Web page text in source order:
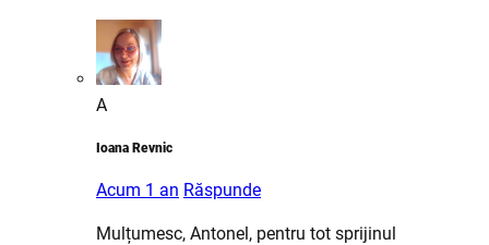
A
Ioana Revnic
Acum 1 an Răspunde
Mulțumesc, Antonel, pentru tot sprijinul